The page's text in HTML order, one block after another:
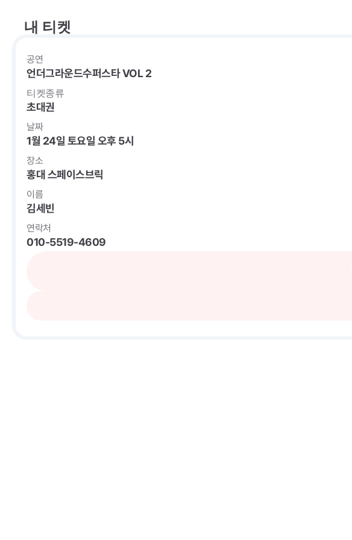
내 티켓
공연
언더그라운드수퍼스타 VOL 2
티켓종류
초대권
날짜
1월 24일 토요일 오후 5시
장소
홍대 스페이스브릭
이름
김세빈
연락처
010-5519-4609